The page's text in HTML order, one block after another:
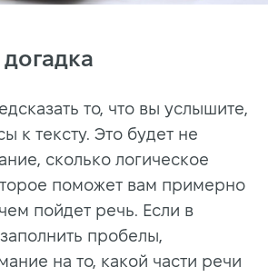
то, что вы услышите,
к тексту. Это будет не
сколько логическое
поможет вам примерно
пойдет речь. Если в
пробелы,
на то, какой части речи